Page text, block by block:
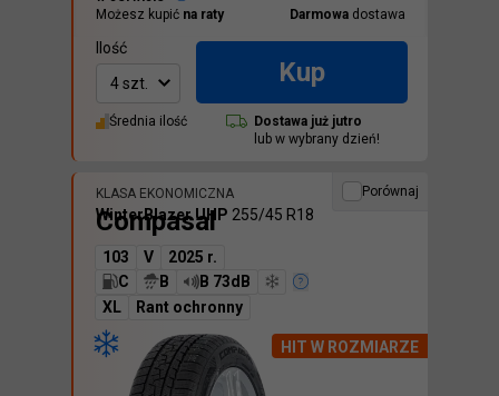
Darmowa dostawa
Możesz kupić na raty
Ilość
4 szt.
Kup
Średnia ilość Dostawa już jutro
lub w wybrany dzień!
Porównaj
KLASA EKONOMICZNA
Compasal
HIT W ROZMIARZE
WinterBlazer UHP 255/45 R18
103 V
2025 r.
C
B
B 73dB
XL
Rant ochronny